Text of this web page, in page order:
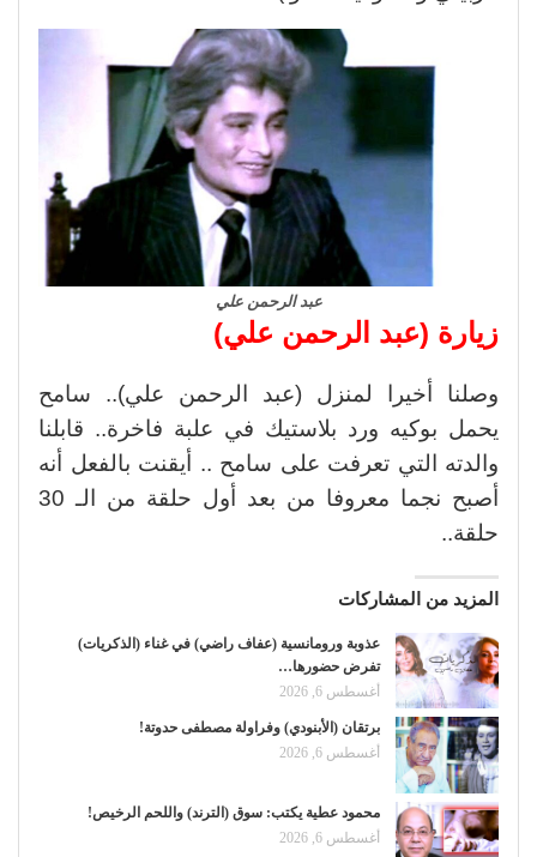
عبد الرحمن علي
زيارة (عبد الرحمن علي)
وصلنا أخيرا لمنزل (عبد الرحمن علي).. سامح
يحمل بوكيه ورد بلاستيك في علبة فاخرة.. قابلنا
والدته التي تعرفت على سامح .. أيقنت بالفعل أنه
أصبح نجما معروفا من بعد أول حلقة من الـ 30
حلقة..
المزيد من المشاركات
عذوبة ورومانسية (عفاف راضي) في غناء (الذكريات)
تفرض حضورها…
أغسطس 6, 2026
برتقان (الأبنودي) وفراولة مصطفى حدوتة!
أغسطس 6, 2026
محمود عطية يكتب: سوق (الترند) واللحم الرخيص!
أغسطس 6, 2026